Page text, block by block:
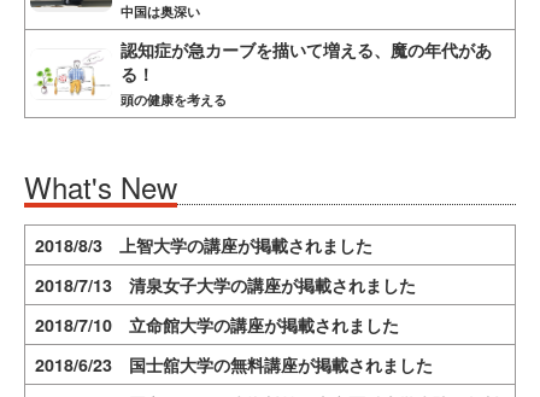
中国は奥深い
認知症が急カーブを描いて増える、魔の年代があ
る！
頭の健康を考える
What's New
2018/8/3 上智大学の講座が掲載されました
2018/7/13 清泉女子大学の講座が掲載されました
2018/7/10 立命館大学の講座が掲載されました
2018/6/23 国士舘大学の無料講座が掲載されました